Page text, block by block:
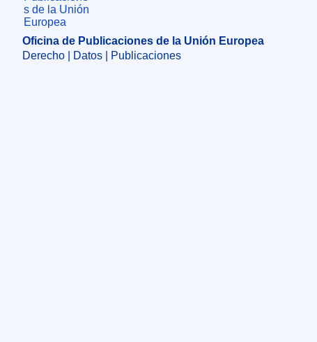
Oficina de Publicaciones de la Unión Europea
Derecho | Datos | Publicaciones